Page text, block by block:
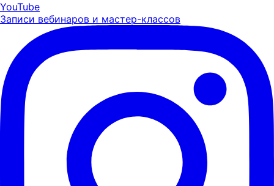
YouTube
Записи вебинаров и мастер-классов